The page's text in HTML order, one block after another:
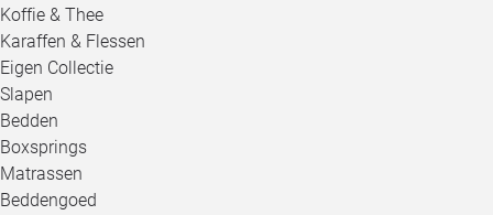
Koffie & Thee
Karaffen & Flessen
Eigen Collectie
Slapen
Bedden
Boxsprings
Matrassen
Beddengoed